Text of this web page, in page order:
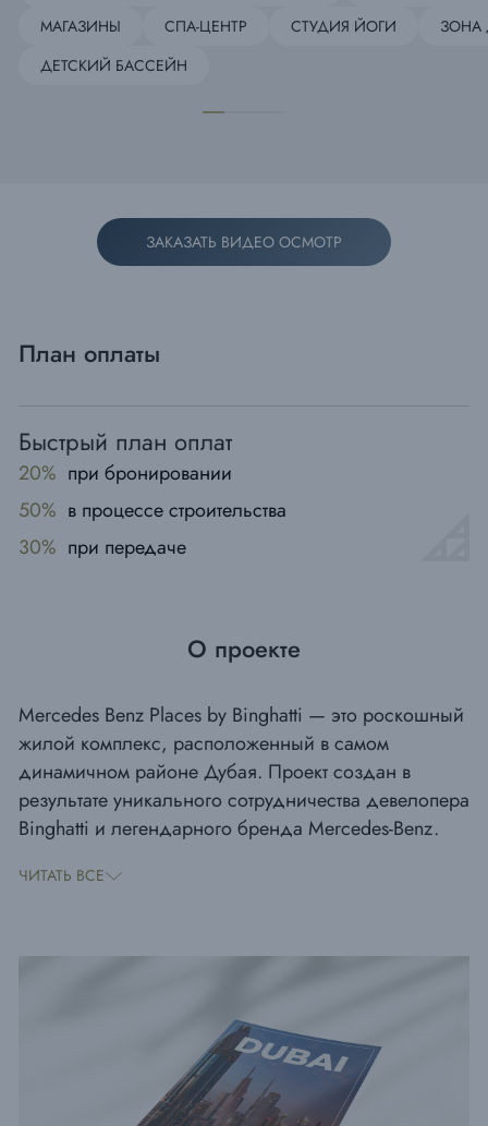
МАГАЗИНЫ
СПА-ЦЕНТР СТУДИЯ ЙОГИ
ЗОНА
ДЕТСКИЙ БАССЕЙН
ЗАКАЗАТЬ ВИДЕО ОСМОТР
План оплаты
Быстрый план оплат
20% при бронировании
50% в процессе строительства
30% при передаче
О проекте
Mercedes Benz Places by Binghatti — это роскошный
жилой комплекс, расположенный в самом
динамичном районе Дубая. Проект создан в
результате уникального сотрудничества девелопера
Binghatti и легендарного бренда Mercedes-Benz.
метр, башня представляет собой яркий пример
комфорта и утончённого стиля. Каждый апартамент
продуман до мелочей: изысканные интерьеры,
высококачественные отделочные материалы и
современные технологические решения создают
ЧИТАТЬ ВСЕ